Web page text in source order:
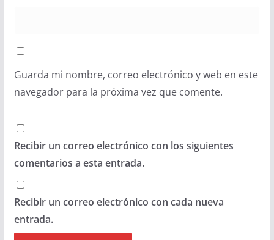
Guarda mi nombre, correo electrónico y web en este
navegador para la próxima vez que comente.
Recibir un correo electrónico con los siguientes
comentarios a esta entrada.
Recibir un correo electrónico con cada nueva
entrada.